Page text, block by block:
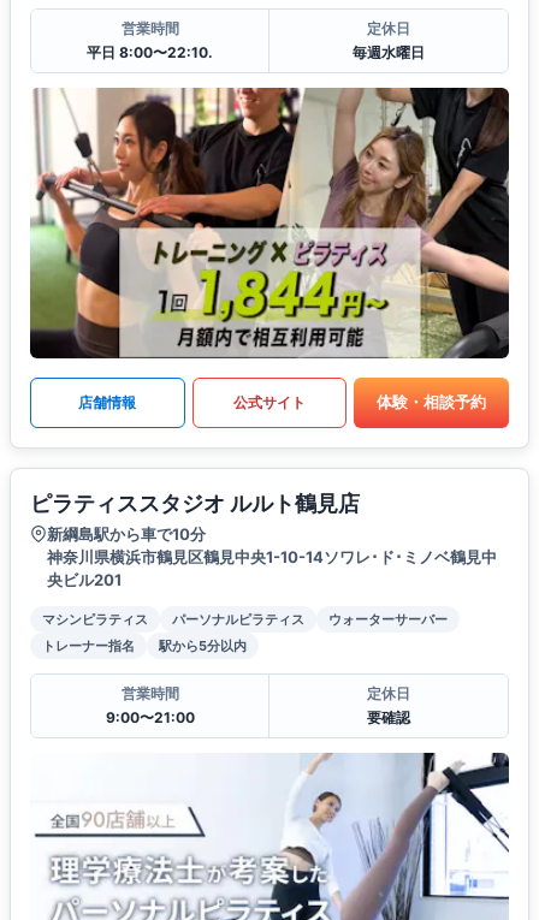
営業時間
平日 8:00〜22:10.
定休日
毎週水曜日
店舗情報 公式サイト 体験・相談予約
ピラティススタジオ ルルト鶴見店
新綱島駅から車で10分
神奈川県横浜市鶴見区鶴見中央1-10-14ソワレ･ド･ミノベ鶴見中
央ビル201
マシンピラティス パーソナルピラティス
ウォーターサーバー
トレーナー指名
駅から5分以内
営業時間
9:00〜21:00
定休日
要確認